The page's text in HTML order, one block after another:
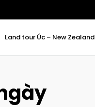
Land tour Úc – New Zealand